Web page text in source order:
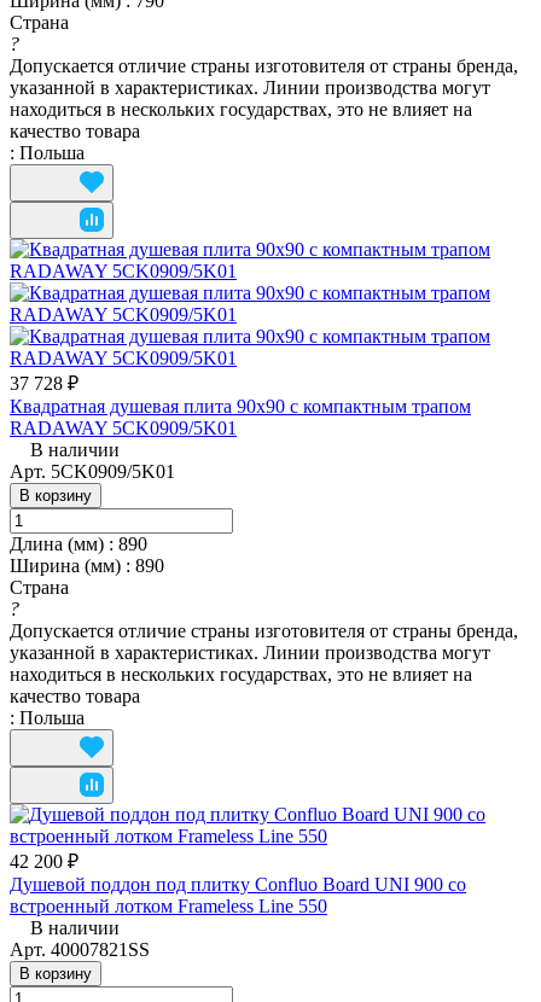
Страна
?
Допускается отличие страны изготовителя от страны бренда,
указанной в характеристиках. Линии производства могут
находиться в нескольких государствах, это не влияет на
качество товара
: Польша
37 728 ₽
Квадратная душевая плита 90x90 с компактным трапом
RADAWAY 5CK0909/5K01
В наличии
Арт. 5CK0909/5K01
В корзину
Длина (мм) : 890
Ширина (мм) : 890
Страна
?
Допускается отличие страны изготовителя от страны бренда,
указанной в характеристиках. Линии производства могут
находиться в нескольких государствах, это не влияет на
качество товара
: Польша
42 200 ₽
Душевой поддон под плитку Confluo Board UNI 900 со
встроенный лотком Frameless Line 550
В наличии
Арт. 40007821SS
В корзину